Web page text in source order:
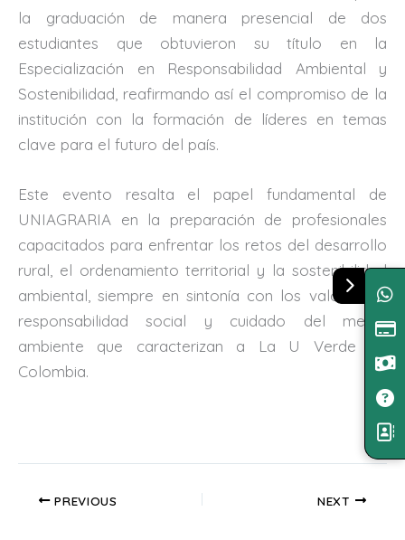
la graduación de manera presencial de dos
estudiantes que obtuvieron su título en la
Especialización en Responsabilidad Ambiental y
Sostenibilidad, reafirmando así el compromiso de la
institución con la formación de líderes en temas
clave para el futuro del país.
Este evento resalta el papel fundamental de
UNIAGRARIA en la preparación de profesionales
capacitados para enfrentar los retos del desarrollo
rural, el ordenamiento territorial y la sostenibilidad
ambiental, siempre en sintonía con los valores de
responsabilidad social y cuidado del medio
ambiente que caracterizan a La U Verde de
Colombia.
PREVIOUS NEXT